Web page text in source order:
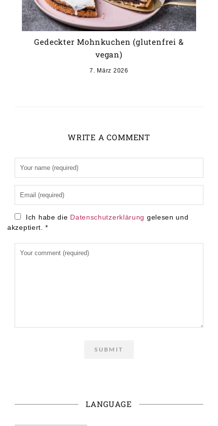
Gedeckter Mohnkuchen (glutenfrei &
vegan)
7. März 2026
WRITE A COMMENT
Ich habe die Datenschutzerklärung gelesen und
akzeptiert.
*
LANGUAGE